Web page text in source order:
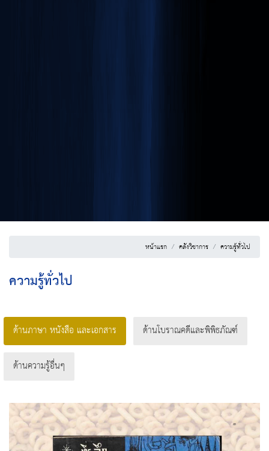
หน้าแรก คลังวิชาการ ความรู้ทั่วไป
ความรู้ทั่วไป
ด้านภาษา หนังสือ และเอกสาร ด้านโบราณคดีและพิพิธภัณฑ์
ด้านความรู้อื่นๆ